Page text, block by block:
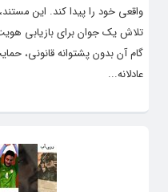
واقعی خود را پیدا کند. این
تلاش یک جوان برای بازیابی
گام آن بدون پشتوانه قانونی،
عادلانه...